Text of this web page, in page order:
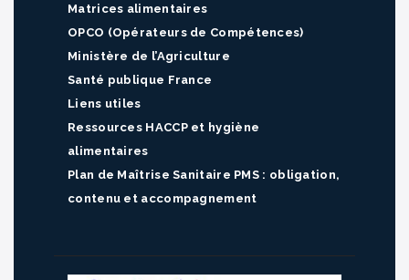
Matrices alimentaires
OPCO (Opérateurs de Compétences)
Ministère de l’Agriculture
Santé publique France
Liens utiles
Ressources HACCP et hygiène
alimentaires
Plan de Maîtrise Sanitaire PMS : obligation,
contenu et accompagnement